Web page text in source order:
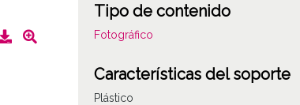
Tipo de contenido
Fotográfico
Características del soporte
Plástico